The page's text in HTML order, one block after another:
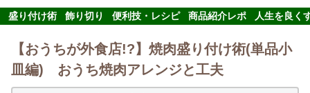
盛り付け術 飾り切り 便利技・レシピ 商品紹介レポ 人生を良く
【おうちが外食店!?】焼肉盛り付け術(単品小
皿編) おうち焼肉アレンジと工夫